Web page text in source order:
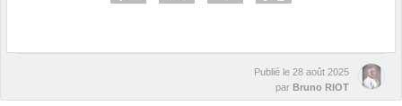
Publié le 28 août 2025
par Bruno RIOT